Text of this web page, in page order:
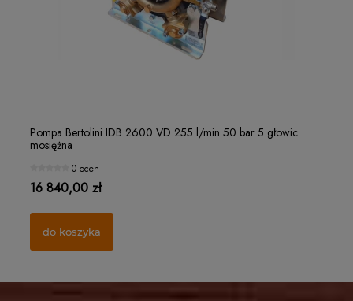
Pompa Bertolini IDB 2600 VD 255 l/min 50 bar 5 głowic
mosiężna
0 ocen
16 840,00 zł
do koszyka
Filterek rozpylacza "czapeczka" Ø15 MESH 32
1 ocena
1,25 zł
do koszyka